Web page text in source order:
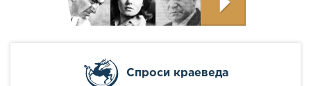
Cпроси краеведа